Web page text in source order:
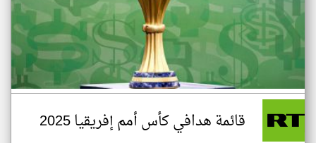
قائمة هدافي كأس أمم إفريقيا 2025